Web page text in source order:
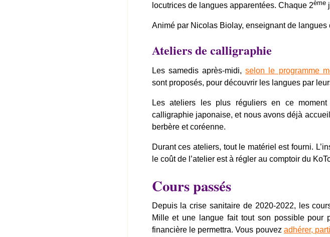
locutrices de langues apparentées. Chaque 2ème
Animé par Nicolas Biolay, enseignant de langues
Ateliers de calligraphie
Les samedis après-midi,selon le programme
sont proposés, pour découvrir les langues par
Les ateliers les plus réguliers en ce
calligraphie japonaise, et nous avons déjà
berbère et coréenne.
Durant ces ateliers, tout le matériel est fourni.
le coût de l’atelier est à régler au comptoir du
Cours passés
Depuis la crise sanitaire de 2020-2022, les
Mille et une langue fait tout son possible pour
financière le permettra. Vous pouvez adhérer,